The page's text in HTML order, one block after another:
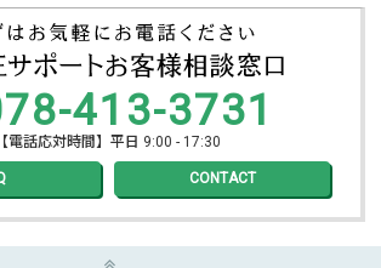
413-3731
【電話応対時間】平日 9:00 - 17:30
CONTACT